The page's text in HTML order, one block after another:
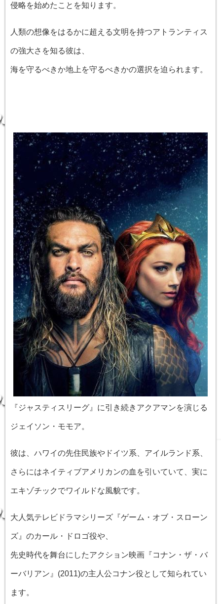
侵略を始めたことを知ります。
人類の想像をはるかに超える文明を持つアトランティス
の強大さを知る彼は、
海を守るべきか地上を守るべきかの選択を迫られます。
『ジャスティスリーグ』に引き続きアクアマンを演じる
ジェイソン・モモア。
彼は、ハワイの先住民族やドイツ系、アイルランド系、
さらにはネイティブアメリカンの血を引いていて、実に
エキゾチックでワイルドな風貌です。
大人気テレビドラマシリーズ『ゲーム・オブ・スローン
ズ』のカール・ドロゴ役や、
先史時代を舞台にしたアクション映画『コナン・ザ・バ
ーバリアン』(2011)の主人公コナン役として知られてい
ます。